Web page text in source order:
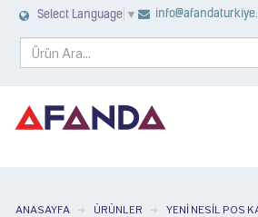
Select Language ▼
ANASAYFA ÜRÜNLER
YENI NESIL POS